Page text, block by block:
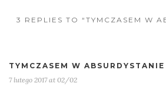
3 REPLIES TO “TYMCZASEM W
TYMCZASEM W
7 lutego 2017 at 02/02